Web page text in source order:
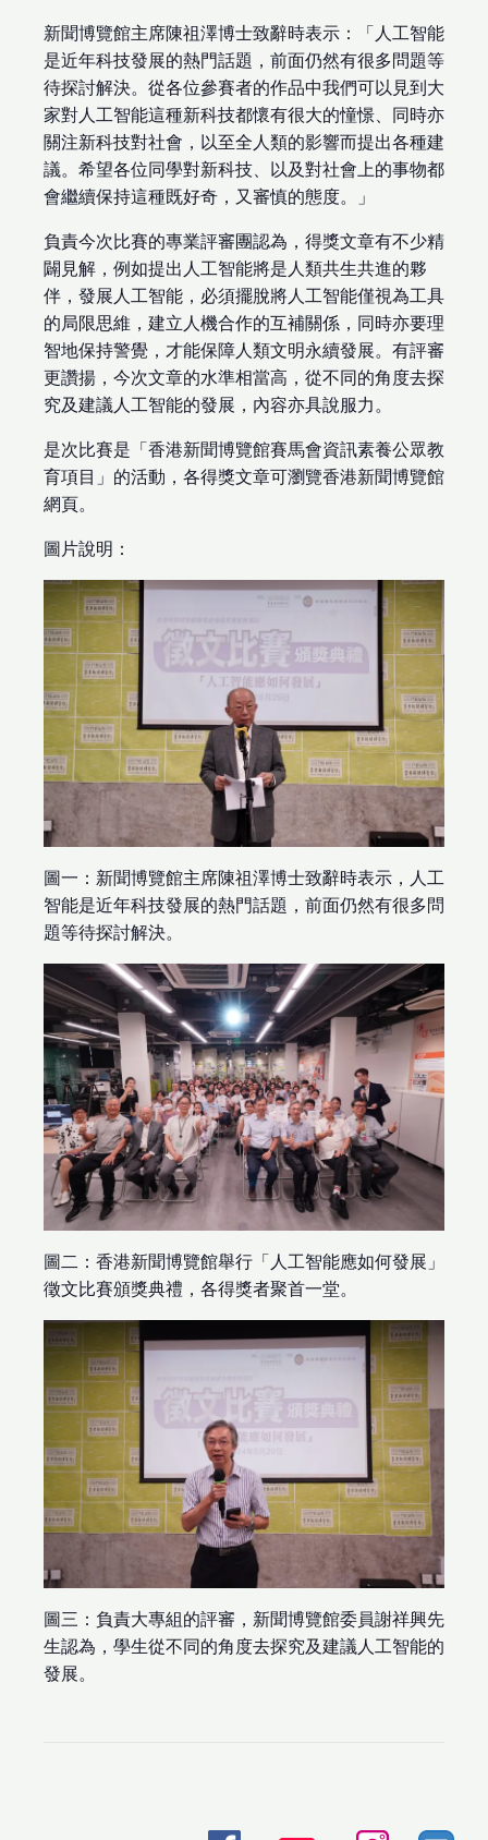
新聞博覽館主席陳祖澤博士致辭時表示：「人工智能
是近年科技發展的熱門話題，前面仍然有很多問題等
待探討解決。從各位參賽者的作品中我們可以見到大
家對人工智能這種新科技都懷有很大的憧憬、同時亦
關注新科技對社會，以至全人類的影響而提出各種建
議。希望各位同學對新科技、以及對社會上的事物都
會繼續保持這種既好奇，又審慎的態度。」
負責今次比賽的專業評審團認為，得獎文章有不少精
闢見解，例如提出人工智能將是人類共生共進的夥
伴，發展人工智能，必須擺脫將人工智能僅視為工具
的局限思維，建立人機合作的互補關係，同時亦要理
智地保持警覺，才能保障人類文明永續發展。有評審
更讚揚，今次文章的水準相當高，從不同的角度去探
究及建議人工智能的發展，內容亦具說服力。
是次比賽是「香港新聞博覽館賽馬會資訊素養公眾教
育項目」的活動，各得獎文章可瀏覽香港新聞博覽館
網頁。
圖片說明：
圖一：新聞博覽館主席陳祖澤博士致辭時表示，人工
智能是近年科技發展的熱門話題，前面仍然有很多問
題等待探討解決。
圖二：香港新聞博覽館舉行「人工智能應如何發展」
徵文比賽頒獎典禮，各得獎者聚首一堂。
圖三：負責大專組的評審，新聞博覽館委員謝祥興先
生認為，學生從不同的角度去探究及建議人工智能的
發展。